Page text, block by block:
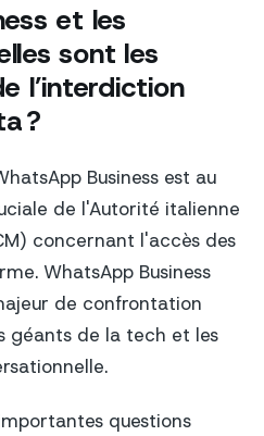
et les
sont les
l’interdiction
?
Business est au
de l'Autorité italienne
concernant l'accès des
WhatsApp Business
de confrontation
géants de la tech et les
questions